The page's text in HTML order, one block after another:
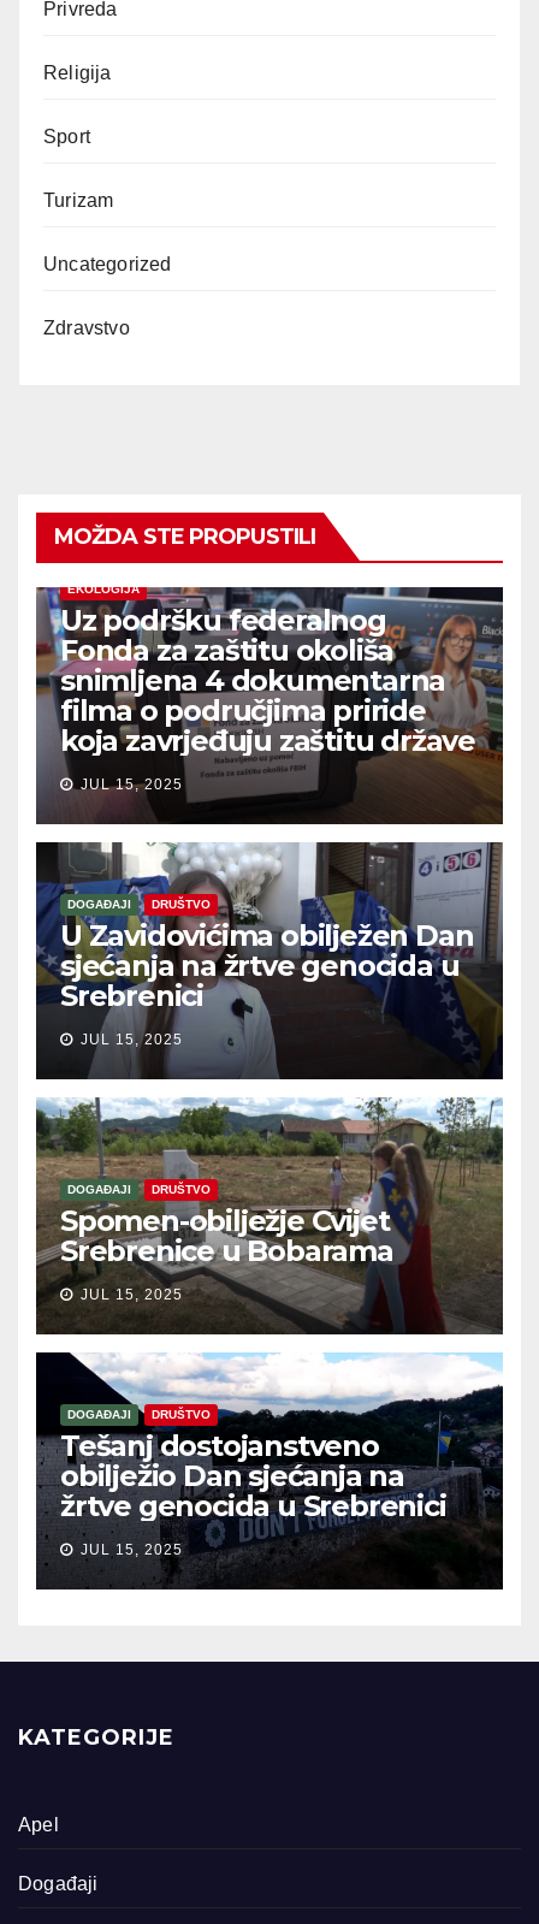
Privreda
Religija
Sport
Turizam
Uncategorized
Zdravstvo
MOŽDA STE PROPUSTILI
EKOLOGIJA
Uz podršku federalnog
Fonda za zaštitu okoliša
snimljena 4 dokumentarna
filma o područjima priride
koja zavrjeđuju zaštitu države
JUL 15, 2025
DOGAĐAJI DRUŠTVO
U Zavidovićima obilježen Dan
sjećanja na žrtve genocida u
Srebrenici
JUL 15, 2025
DOGAĐAJI DRUŠTVO
Spomen-obilježje Cvijet
Srebrenice u Bobarama
JUL 15, 2025
DOGAĐAJI DRUŠTVO
Tešanj dostojanstveno
obilježio Dan sjećanja na
žrtve genocida u Srebrenici
JUL 15, 2025
KATEGORIJE
Apel
Događaji